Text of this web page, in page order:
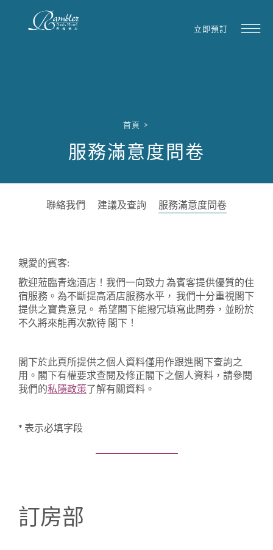
立即預訂
1
1 0
首頁 >
服務滿意度問卷
聯絡我們 建議及查詢 服務滿意度問卷
親愛的賓客:
歡迎蒞臨青逸酒店！我們一向致力 為賓客提供優質的住
宿服務。為不斷提高酒店服務水平， 我們十分重視閣下
提供之寶貴意見。 希望閣下能撥冗填寫此問券，並盼於
不久將來能再次款待 閣下！
閣下於此頁所提供之個人資料僅用作跟進閣下查詢之
用。閣下有權要求查閱及修正閣下之個人資料，請參閱
我們的私隱政策了解有關資料。
* 表示必填字段
訂房部